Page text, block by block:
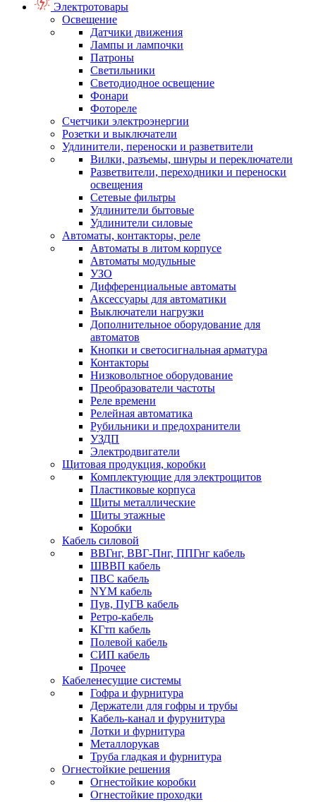
Электротовары
Освещение
Датчики движения
Лампы и лампочки
Патроны
Светильники
Светодиодное освещение
Фонари
Фотореле
Счетчики электроэнергии
Розетки и выключатели
Удлинители, переноски и разветвители
Вилки, разъемы, шнуры и переключатели
Разветвители, переходники и переноски
освещения
Сетевые фильтры
Удлинители бытовые
Удлинители силовые
Автоматы, контакторы, реле
Автоматы в литом корпусе
Автоматы модульные
УЗО
Дифференциальные автоматы
Аксессуары для автоматики
Выключатели нагрузки
Дополнительное оборудование для
автоматов
Кнопки и светосигнальная арматура
Контакторы
Низковольтное оборудование
Преобразователи частоты
Реле времени
Релейная автоматика
Рубильники и предохранители
УЗДП
Электродвигатели
Щитовая продукция, коробки
Комплектующие для электрощитов
Пластиковые корпуса
Щиты металлические
Щиты этажные
Коробки
Кабель силовой
ВВГнг, ВВГ-Пнг, ППГнг кабель
ШВВП кабель
ПВС кабель
NYM кабель
Пув, ПуГВ кабель
Ретро-кабель
КГтп кабель
Полевой кабель
СИП кабель
Прочее
Кабеленесущие системы
Гофра и фурнитура
Держатели для гофры и трубы
Кабель-канал и фурунитура
Лотки и фурнитура
Металлорукав
Труба гладкая и фурнитура
Огнестойкие решения
Огнестойкие коробки
Огнестойкие проходки